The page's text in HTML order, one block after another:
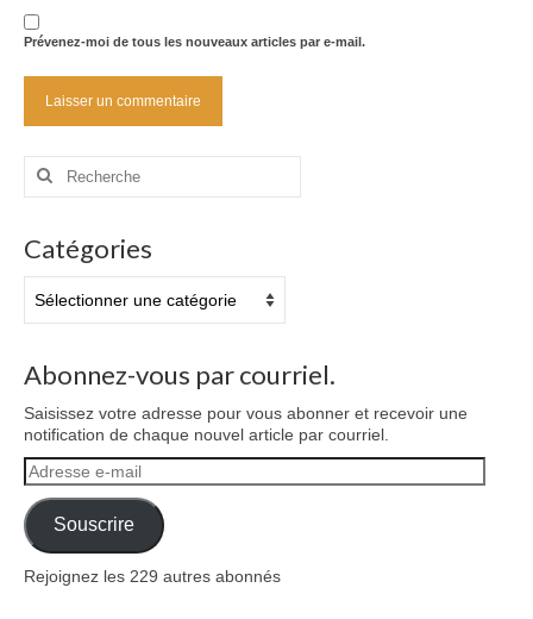
Prévenez-moi de tous les nouveaux articles par e-mail.
Rechercher
Catégories
Abonnez-vous par courriel.
Saisissez votre adresse pour vous abonner et recevoir une
notification de chaque nouvel article par courriel.
Adresse
e-
mail
Souscrire
Rejoignez les 229 autres abonnés